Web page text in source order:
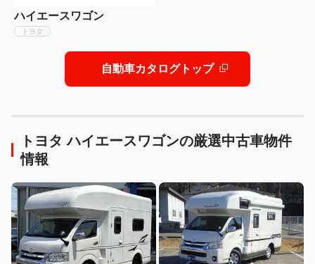
ハイエースワゴン
トヨタ
自動車カタログトップ
トヨタ ハイエースワゴンの厳選中古車物件
情報